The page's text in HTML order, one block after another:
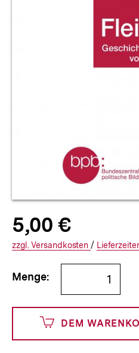
Allgemeine
Informationen
Produktpreis:
5,00 €5
€
und
500
Cents
Interner
Informationen
den
zzgl. zuzüglichen
Versandkosten / Interner
Bestellmenge
angeben
Menge:
DEM